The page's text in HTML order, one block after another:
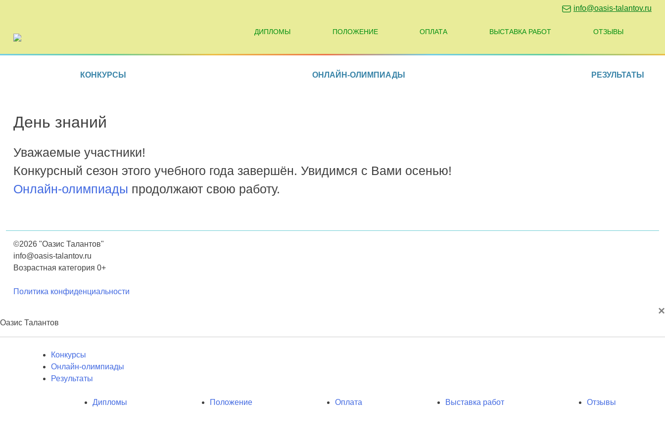
info@oasis-talantov.ru
ДИПЛОМЫ ПОЛОЖЕНИЕ ОПЛАТА ВЫСТАВКА РАБОТ ОТЗЫВЫ
КОНКУРСЫ ОНЛАЙН-ОЛИМПИАДЫ РЕЗУЛЬТАТЫ
День знаний
Уважаемые участники!
Конкурсный сезон этого учебного года завершён. Увидимся с Вами осенью!
Онлайн-олимпиады продолжают свою работу.
©2026 "Оазис Талантов"
info@oasis-talantov.ru
Возрастная категория 0+
Политика конфиденциальности
×
Оазис Талантов
Конкурсы
Онлайн-олимпиады
Результаты
Дипломы Положение Оплата Выставка работ Отзывы